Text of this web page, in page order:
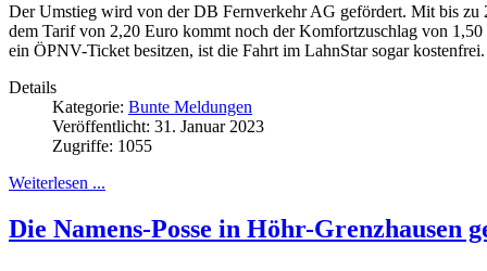
Der Umstieg wird von der DB Fernverkehr AG gefördert. Mit bis zu
dem Tarif von 2,20 Euro kommt noch der Komfortzuschlag von
ein ÖPNV-Ticket besitzen, ist die Fahrt im LahnStar sogar kostenfrei.
Details
Kategorie: Bunte Meldungen
Veröffentlicht: 31. Januar 2023
Zugriffe: 1055
Weiterlesen ...
Die Namens-Posse in Höhr-Grenzhausen